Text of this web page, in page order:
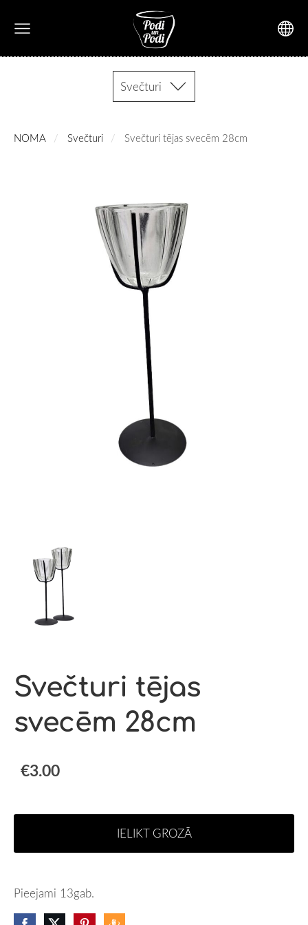
Svečturi
NOMA Svečturi Svečturi tējas svecēm 28cm
Svečturi tējas
svecēm 28cm
€3.00
IELIKT GROZĀ
Pieejami 13gab.